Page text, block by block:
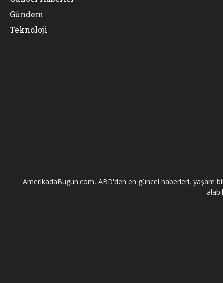
Gündem
Teknoloji
AmerikadaBugun.com, ABD'den en güncel haberleri, yaşam